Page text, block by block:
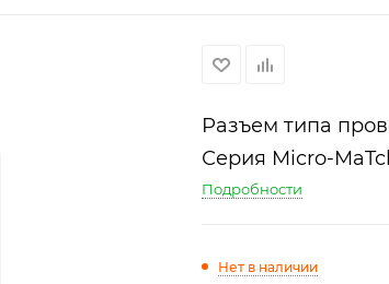
Разъем типа
Серия Micro-
Подробности
Нет в наличии